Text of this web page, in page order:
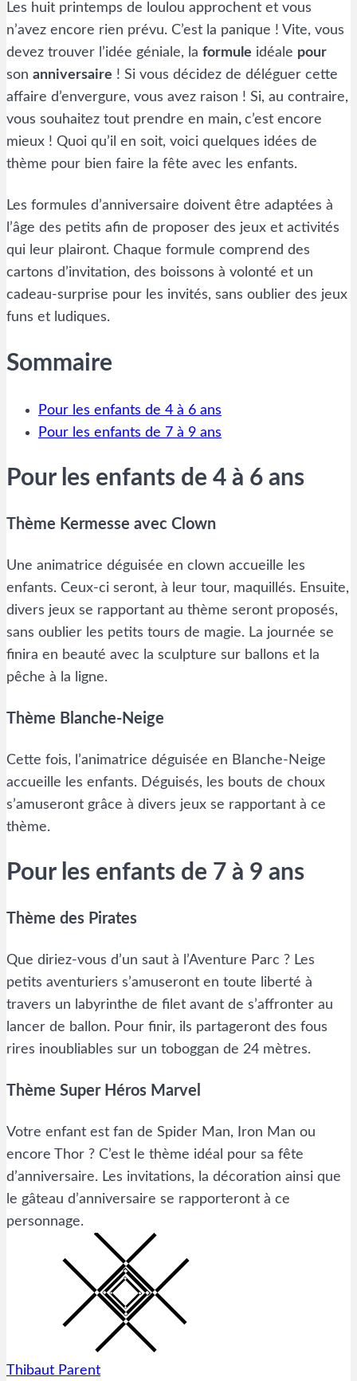
Les huit printemps de loulou approchent et vous
n’avez encore rien prévu. C’est la panique ! Vite, vous
devez trouver l’idée géniale, la formule idéale pour
son anniversaire ! Si vous décidez de déléguer cette
affaire d’envergure, vous avez raison ! Si, au contraire,
vous souhaitez tout prendre en main, c’est encore
mieux ! Quoi qu’il en soit, voici quelques idées de
thème pour bien faire la fête avec les enfants.
Les formules d’anniversaire doivent être adaptées à
l’âge des petits afin de proposer des jeux et activités
qui leur plairont. Chaque formule comprend des
cartons d’invitation, des boissons à volonté et un
cadeau-surprise pour les invités, sans oublier des jeux
funs et ludiques.
Sommaire
Pour les enfants de 4 à 6 ans
Pour les enfants de 7 à 9 ans
Pour les enfants de 4 à 6 ans
Thème Kermesse avec Clown
Une animatrice déguisée en clown accueille les
enfants. Ceux-ci seront, à leur tour, maquillés. Ensuite,
divers jeux se rapportant au thème seront proposés,
sans oublier les petits tours de magie. La journée se
finira en beauté avec la sculpture sur ballons et la
pêche à la ligne.
Thème Blanche-Neige
Cette fois, l’animatrice déguisée en Blanche-Neige
accueille les enfants. Déguisés, les bouts de choux
s’amuseront grâce à divers jeux se rapportant à ce
thème.
Pour les enfants de 7 à 9 ans
Thème des Pirates
Que diriez-vous d’un saut à l’Aventure Parc ? Les
petits aventuriers s’amuseront en toute liberté à
travers un labyrinthe de filet avant de s’affronter au
lancer de ballon. Pour finir, ils partageront des fous
rires inoubliables sur un toboggan de 24 mètres.
Thème Super Héros Marvel
Votre enfant est fan de Spider Man, Iron Man ou
encore Thor ? C’est le thème idéal pour sa fête
d’anniversaire. Les invitations, la décoration ainsi que
le gâteau d’anniversaire se rapporteront à ce
personnage.
Thibaut Parent